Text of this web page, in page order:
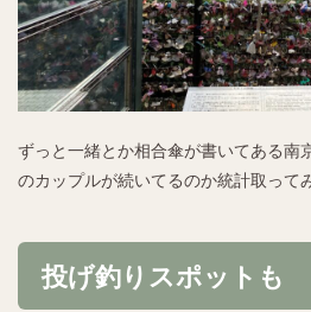
ずっと一緒とか相合傘が書いてある南
のカップルが続いてるのか統計取って
投げ釣りスポットも